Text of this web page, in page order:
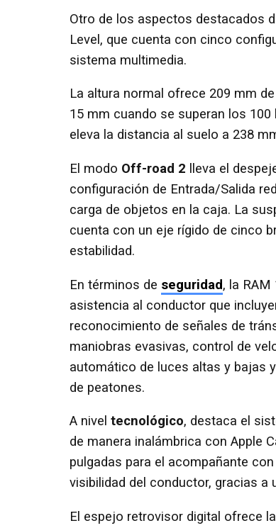
Otro de los aspectos destacados
Level, que cuenta con cinco
sistema multimedia.
La altura normal ofrece 209 mm
15 mm cuando se superan los
eleva la distancia al suelo a 238
El modo Off-road 2 lleva el
configuración de Entrada/Salida
carga de objetos en la caja. La
cuenta con un eje rígido de cinco
estabilidad.
En términos de seguridad, la
asistencia al conductor que
reconocimiento de señales de
maniobras evasivas, control de
automático de luces altas y bajas
de peatones.
A nivel tecnológico, destaca el
de manera inalámbrica con Apple
pulgadas para el acompañante
visibilidad del conductor, gracias
El espejo retrovisor digital ofrece